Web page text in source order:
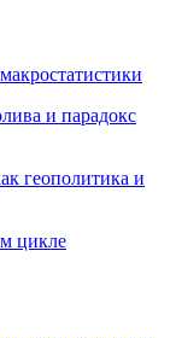
и парадокс
геополитика и
цикле